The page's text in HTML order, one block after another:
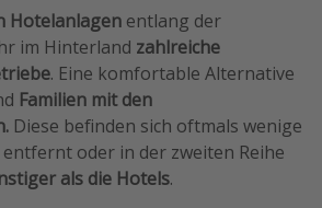
Hotelanlagen entlang der
im Hinterland zahlreiche
. Eine komfortable Alternative
Familien mit den
Diese befinden sich oftmals wenige
oder in der zweiten Reihe
als die Hotels.